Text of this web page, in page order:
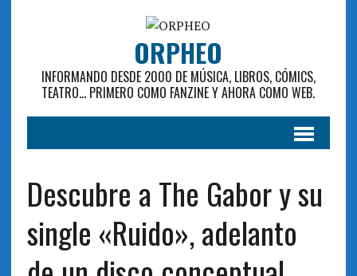
ORPHEO
INFORMANDO DESDE 2000 DE MÚSICA, LIBROS, CÓMICS,
TEATRO... PRIMERO COMO FANZINE Y AHORA COMO WEB.
Descubre a The Gabor y su
single «Ruido», adelanto